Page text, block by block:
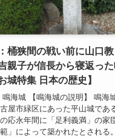
桶狭間の戦い前に山口教
親子が信長から寝返っ
城特集 日本の歴史】
鳴海城 【鳴海城の説明】 鳴海
屋市緑区にあった平山城であ
応永年間に「足利義満」の家
範」によって築かれたとされる